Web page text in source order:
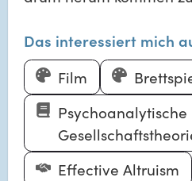
Das interessiert mich
Film
Psychoanalytische
Effective Altruism